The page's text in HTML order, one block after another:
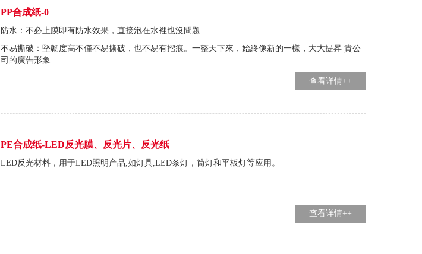
PP合成纸-0
防水：不必上膜即有防水效果，直接泡在水裡也沒問題
不易撕破：堅韌度高不僅不易撕破，也不易有摺痕。一整天下來，始終像新的一樣，大大提昇 貴公
司的廣告形象
查看详情++
PE合成纸-LED反光膜、反光片、反光纸
LED反光材料，用于LED照明产品,如灯具,LED条灯，筒灯和平板灯等应用。
查看详情++